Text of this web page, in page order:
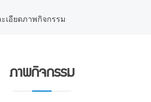
เอียดภาพกิจกรรม
ภาพกิจกรรม